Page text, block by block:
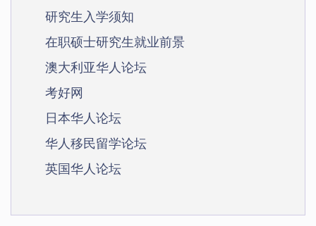
研究生入学须知
在职硕士研究生就业前景
澳大利亚华人论坛
考好网
日本华人论坛
华人移民留学论坛
英国华人论坛